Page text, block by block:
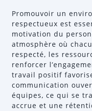
Promouvoir un
respectueux est
motivation du
atmosphère où
respecté, les
renforcer
travail positif
communication
équipes, ce qui se
accrue et une